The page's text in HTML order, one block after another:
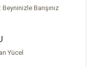
Barışınız
Yücel